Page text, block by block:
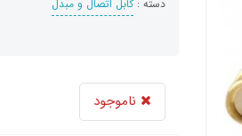
دسته :کابل اتصال و مبدل
ناموجود